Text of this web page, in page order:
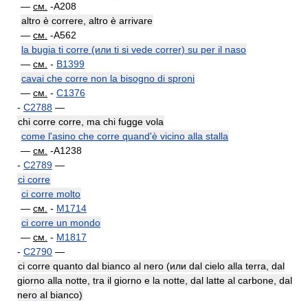
— см. -A208
altro è correre, altro è arrivare
— см. -A562
la bugia ti corre (или ti si vede correr) su per il naso
— см. - B1399
cavai che corre non la bisogno di sproni
— см. - C1376
- C2788 —
chi corre corre, ma chi fugge vola
come l'asino che corre quand'è vicino alla stalla
— см. -A1238
- C2789 —
ci corre
ci corre molto
— см. - M1714
ci corre un mondo
— см. - M1817
- C2790 —
ci corre quanto dal bianco al nero (или dal cielo alla terra, dal
giorno alla notte, tra il giorno e la notte, dal latte al carbone, dal
nero al bianco)